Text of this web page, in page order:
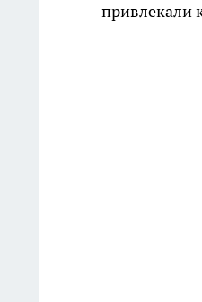
привлекали